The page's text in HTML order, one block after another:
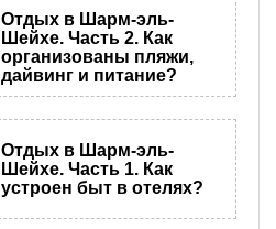
Отдых в Шарм-эль-
Шейхе. Часть 2. Как
организованы пляжи,
дайвинг и питание?
Отдых в Шарм-эль-
Шейхе. Часть 1. Как
устроен быт в отелях?